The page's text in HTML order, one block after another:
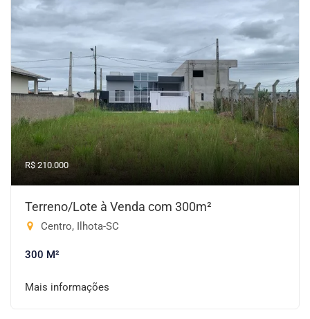
R$ 210.000
Terreno/Lote à Venda com 300m²
Centro, Ilhota-SC
300 M²
Mais informações